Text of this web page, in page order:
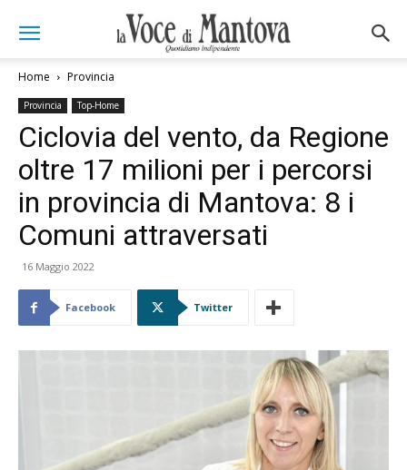
Home Provincia
Provincia Top-Home
Ciclovia del vento, da Regione
oltre 17 milioni per i percorsi
in provincia di Mantova: 8 i
Comuni attraversati
16 Maggio 2022
Facebook Twitter